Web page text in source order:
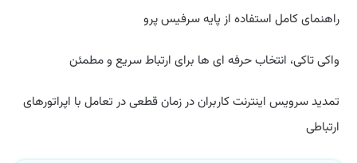
راهنمای کامل استفاده از پایه سرفیس پرو
واکی تاکی، انتخاب حرفه ای ها برای ارتباط سریع و مطمئن
تمدید سرویس اینترنت کاربران در زمان قطعی در تعامل با اپراتورهای
ارتباطی